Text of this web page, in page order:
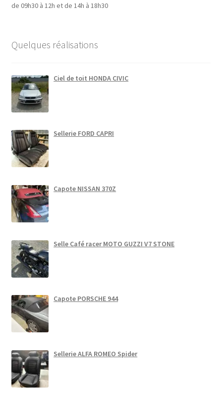
de 09h30 à 12h et de 14h à 18h30
Quelques réalisations
Ciel de toit HONDA CIVIC
Sellerie FORD CAPRI
Capote NISSAN 370Z
Selle Café racer MOTO GUZZI V7 STONE
Capote PORSCHE 944
Sellerie ALFA ROMEO Spider